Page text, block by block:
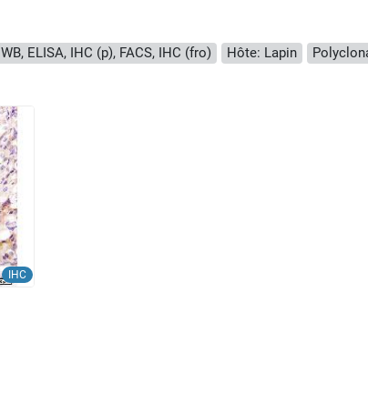
WB, ELISA, IHC (p), FACS, IHC (fro) Hôte: Lapin
IHC